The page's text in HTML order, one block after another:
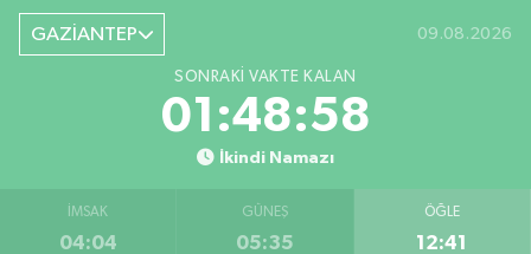
GAZİANTEP 09.08.2026
SONRAKI VAKTE KALAN
01:48:57
İkindi Namazı
İMSAK
04:04
GÜNEŞ
05:35
ÖĞLE
12:41